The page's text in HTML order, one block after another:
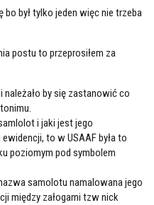
był tylko jeden więc nie trzeba
postu to przeprosiłem za
należało by się zastanowić co
i jaki jest jego
to w USAAF była to
poziomym pod symbolem
samolotu namalowana jego
między załogami tzw nick